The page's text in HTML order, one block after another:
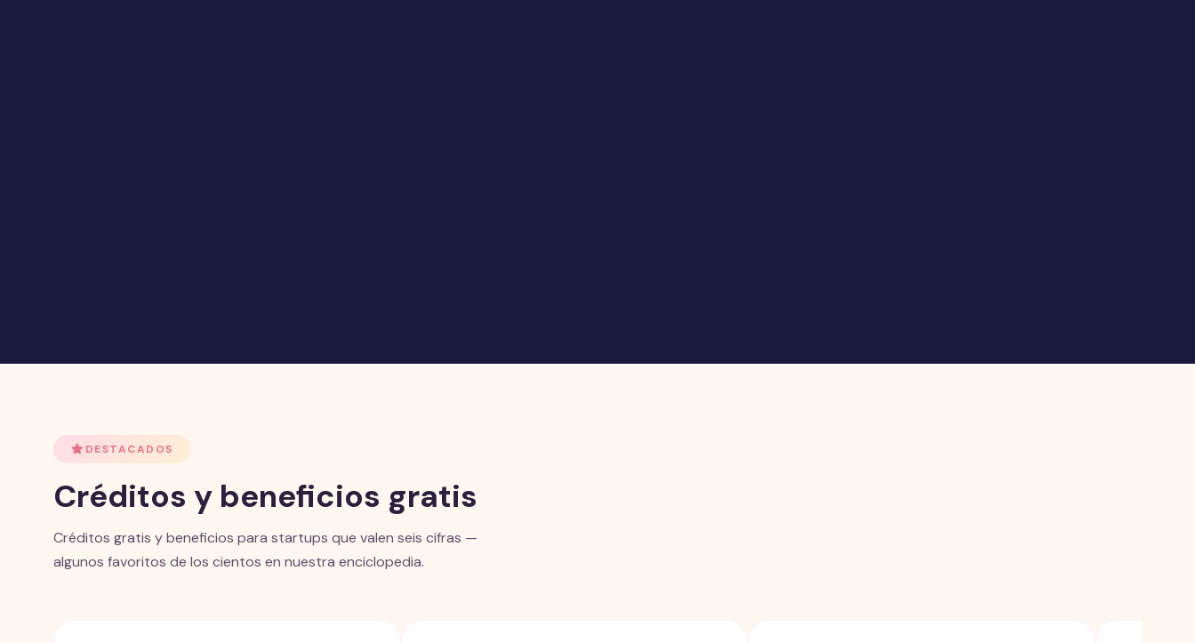
DESTACADOS
Créditos y beneficios gratis
Créditos gratis y beneficios para startups que valen seis cifras —
algunos favoritos de los cientos en nuestra enciclopedia.